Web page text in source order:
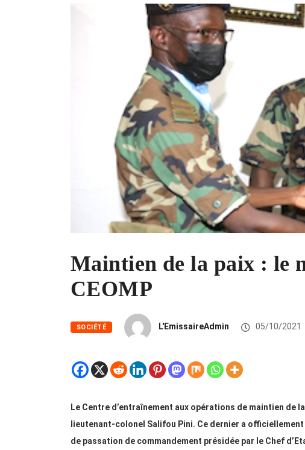
Maintien de la paix : le
CEOMP
SOCIÉTÉ L'EmissaireAdmin 05/10/2021
Le Centre d’entraînement aux opérations de maintien de
lieutenant-colonel Salifou Pini. Ce dernier a
de passation de commandement présidée par le Chef